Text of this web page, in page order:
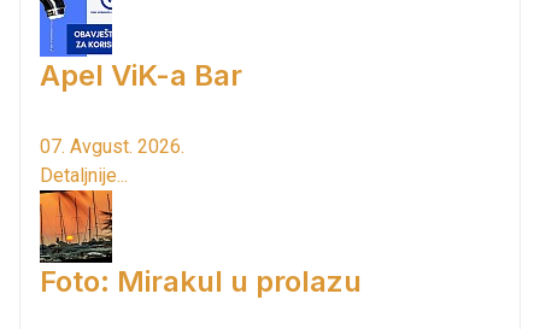
Apel ViK-a Bar
07. Avgust. 2026.
Detaljnije...
Foto: Mirakul u prolazu